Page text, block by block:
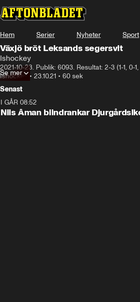
Hem Serier Nyheter Sport
Växjö bröt Leksands segersvit
Ishockey
2021-10-23. Publik: 6093. Resultat: 2-3 (1-1, 0-1,
Ishockey• 23.10.21 • 60 sek
Se mer
Senast
I GÅR 08:52
Nils Åman blindrankar